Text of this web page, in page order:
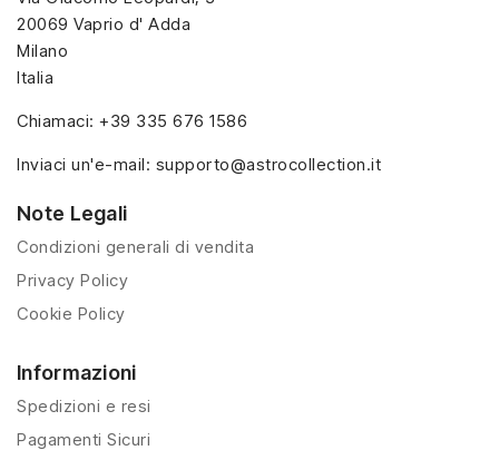
20069 Vaprio d' Adda
Milano
Italia
Chiamaci: +39 335 676 1586
Inviaci un'e-mail: supporto@astrocollection.it
Note Legali
Condizioni generali di vendita
Privacy Policy
Cookie Policy
Informazioni
Spedizioni e resi
Pagamenti Sicuri